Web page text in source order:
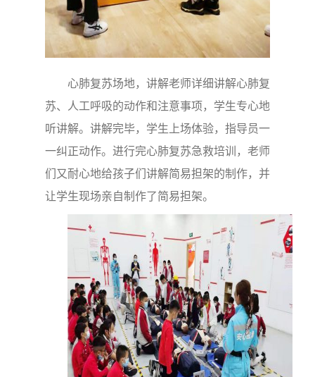
心肺复苏场地，讲解老师详细讲解心肺复
苏、人工呼吸的动作和注意事项，学生专心地
听讲解。讲解完毕，学生上场体验，指导员一
一纠正动作。进行完心肺复苏急救培训，老师
们又耐心地给孩子们讲解简易担架的制作，并
让学生现场亲自制作了简易担架。